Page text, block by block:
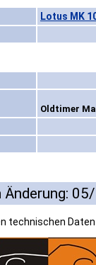
Lotus MK
Oldtimer
technischen